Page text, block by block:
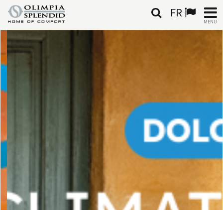
FR
MENU
FRANÇAIS
HOME
CLIMATISATION
TRAITEMENT DE L'AIR
SYSTÈMES INTÉGRÉS
CONTACTS